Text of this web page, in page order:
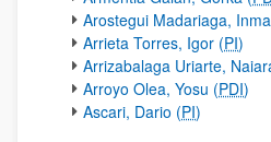
Arostegui Madariaga,
Arrieta Torres, Igor (PI)
Arrizabalaga Uriarte,
Arroyo Olea, Yosu (PDI)
Ascari, Dario (PI)